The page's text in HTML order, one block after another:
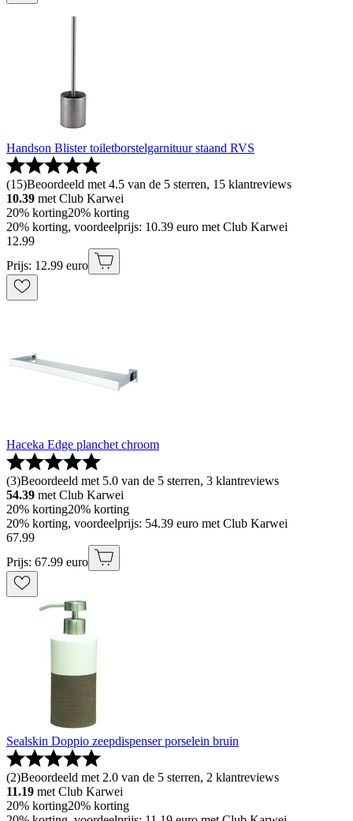
Handson Blister toiletborstelgarnituur staand RVS
(15)Beoordeeld met 4.5 van de 5 sterren, 15 klantreviews
10.39 met Club Karwei
20% korting20% korting
20% korting, voordeelprijs: 10.39 euro met Club Karwei
12.99
Prijs: 12.99 euro
Haceka Edge planchet chroom
(3)Beoordeeld met 5.0 van de 5 sterren, 3 klantreviews
54.39 met Club Karwei
20% korting20% korting
20% korting, voordeelprijs: 54.39 euro met Club Karwei
67.99
Prijs: 67.99 euro
Sealskin Doppio zeepdispenser porselein bruin
(2)Beoordeeld met 2.0 van de 5 sterren, 2 klantreviews
11.19 met Club Karwei
20% korting20% korting